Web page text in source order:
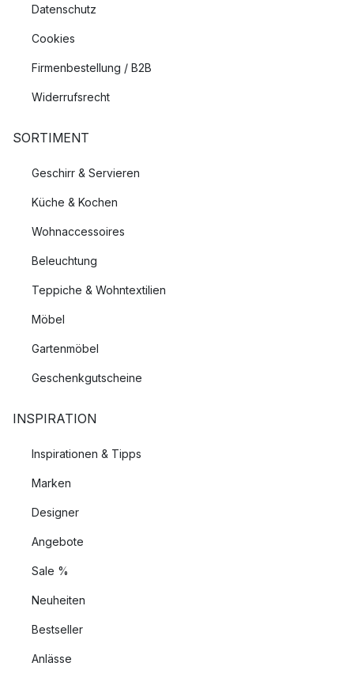
Datenschutz
Cookies
Firmenbestellung / B2B
Widerrufsrecht
SORTIMENT
Geschirr & Servieren
Küche & Kochen
Wohnaccessoires
Beleuchtung
Teppiche & Wohntextilien
Möbel
Gartenmöbel
Geschenkgutscheine
INSPIRATION
Inspirationen & Tipps
Marken
Designer
Angebote
Sale %
Neuheiten
Bestseller
Anlässe